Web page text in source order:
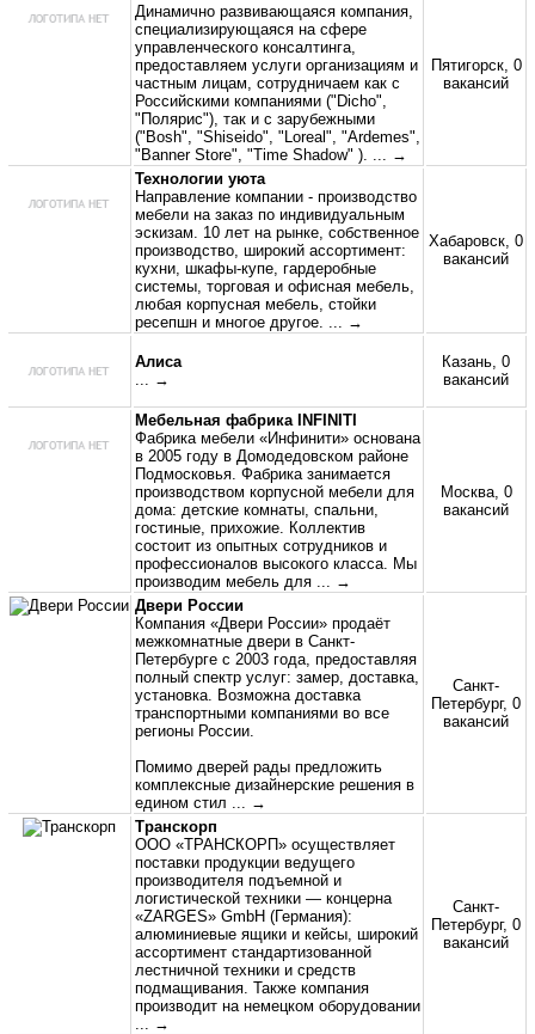
Динамично развивающаяся компания,
специализирующаяся на сфере
управленческого консалтинга,
предоставляем услуги организациям и
частным лицам, сотрудничаем как с
Российскими компаниями ("Dicho",
"Полярис"), так и с зарубежными
("Bosh", "Shiseido", "Loreal", "Ardemes",
"Banner Store", "Time Shadow" ).
... →
Пятигорск, 0
вакансий
Технологии уюта
Направление компании - производство
мебели на заказ по индивидуальным
эскизам. 10 лет на рынке, собственное
производство, широкий ассортимент:
кухни, шкафы-купе, гардеробные
системы, торговая и офисная мебель,
любая корпусная мебель, стойки
ресепшн и многое другое.
... →
Хабаровск, 0
вакансий
Алиса
... →
Казань, 0
вакансий
Мебельная фабрика INFINITI
Фабрика мебели «Инфинити» основана
в 2005 году в Домодедовском районе
Подмосковья. Фабрика занимается
производством корпусной мебели для
дома: детские комнаты, спальни,
гостиные, прихожие. Коллектив
состоит из опытных сотрудников и
профессионалов высокого класса. Мы
производим мебель для
... →
Москва, 0
вакансий
Двери России
Компания «Двери России» продаёт
межкомнатные двери в Санкт-
Петербурге с 2003 года, предоставляя
полный спектр услуг: замер, доставка,
установка. Возможна доставка
транспортными компаниями во все
регионы России.
Помимо дверей рады предложить
комплексные дизайнерские решения в
едином стил
... →
Санкт-
Петербург, 0
вакансий
Транскорп
ООО «ТРАНСКОРП» осуществляет
поставки продукции ведущего
производителя подъемной и
логистической техники — концерна
«ZARGES» GmbH (Германия):
алюминиевые ящики и кейсы, широкий
ассортимент стандартизованной
лестничной техники и средств
подмащивания. Также компания
производит на немецком оборудовании
... →
Санкт-
Петербург, 0
вакансий